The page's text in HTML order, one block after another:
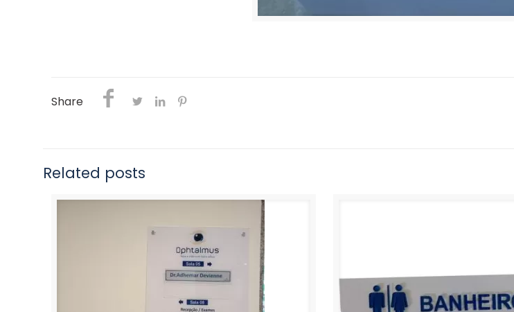
Share
Related posts